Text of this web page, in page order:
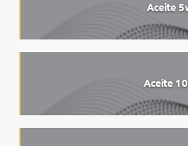
Aceite
Aceite